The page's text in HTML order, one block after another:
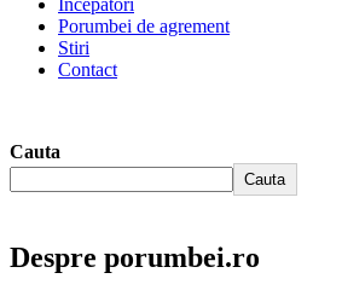
Incepatori
Porumbei de agrement
Stiri
Contact
Cauta
Cauta
Despre porumbei.ro